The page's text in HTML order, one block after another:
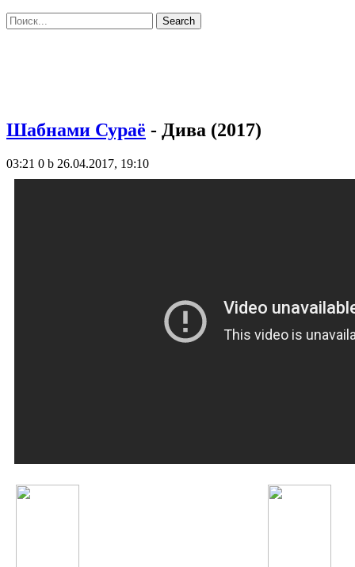
Шабнами Сураё - Дива (2017)
03:21 0 b 26.04.2017, 19:10